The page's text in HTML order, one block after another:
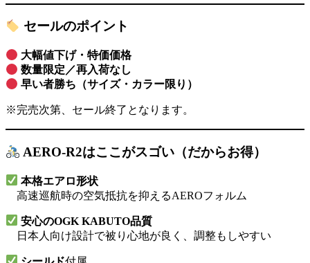
セールのポイント
大幅値下げ・特価価格
数量限定／再入荷なし
早い者勝ち（サイズ・カラー限り）
※完売次第、セール終了となります。
AERO-R2はここがスゴい（だからお得）
本格エアロ形状
高速巡航時の空気抵抗を抑えるAEROフォルム
安心のOGK KABUTO品質
日本人向け設計で被り心地が良く、調整もしやすい